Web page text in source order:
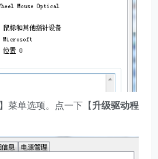
】菜单选项。点一下【 升级驱动程